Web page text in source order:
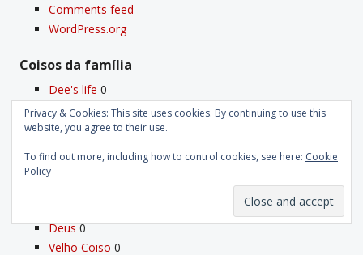
Comments feed
WordPress.org
Coisos da famí­lia
Dee's life 0
La Plume Dissidente0
Life is simple0
Os Especialistas
Deus0
Velho Coiso 0
Privacy & Cookies: This site uses cookies. By continuing to use this
website, you agree to their use.
To find out more, including how to control cookies, see here: Cookie
Policy